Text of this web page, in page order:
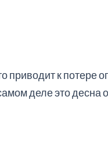
к потере
деле это